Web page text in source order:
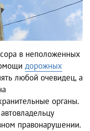
в неположенных
дорожных
любой очевидец, а
органы.
правонарушении.